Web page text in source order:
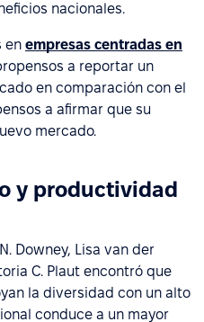
nacionales.
en empresas centradas en
a reportar un
en comparación con el
a afirmar que su
mercado.
y productividad
Downey, Lisa van der
C. Plaut encontró que
la diversidad con un alto
conduce a un mayor